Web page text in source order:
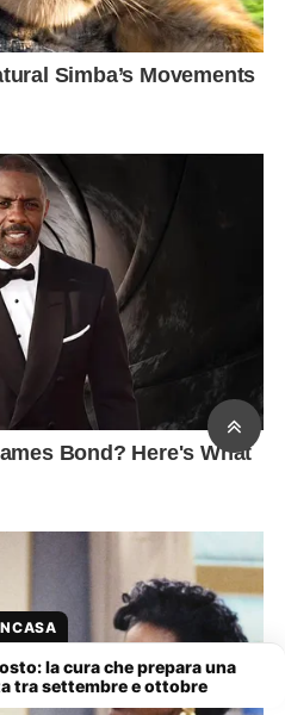
la cura che prepara una
tra settembre e ottobre